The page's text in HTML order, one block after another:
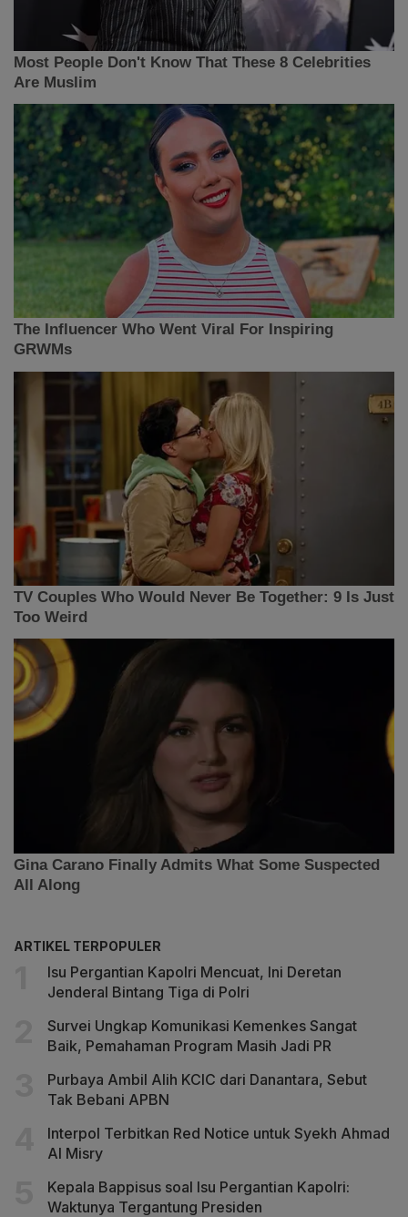
ARTIKEL TERPOPULER
Isu Pergantian Kapolri Mencuat, Ini Deretan
Jenderal Bintang Tiga di Polri
Survei Ungkap Komunikasi Kemenkes Sangat
Baik, Pemahaman Program Masih Jadi PR
Purbaya Ambil Alih KCIC dari Danantara, Sebut
Tak Bebani APBN
Interpol Terbitkan Red Notice untuk Syekh Ahmad
Al Misry
Kepala Bappisus soal Isu Pergantian Kapolri:
Waktunya Tergantung Presiden